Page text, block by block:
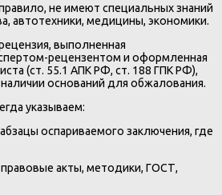
не имеют специальных знаний
автотехники, медицины, экономики.
выполненная
рецензентом и оформленная
(ст. 55.1 АПК РФ, ст. 188 ГПК РФ),
оснований для обжалования.
указываем:
оспариваемого заключения, где
акты, методики, ГОСТ,